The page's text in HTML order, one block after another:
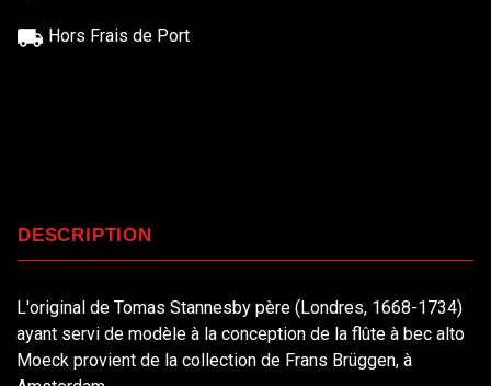
Hors Frais de Port
DESCRIPTION
L'original de Tomas Stannesby père (Londres, 1668-1734)
ayant servi de modèle à la conception de la flûte à bec alto
Moeck provient de la collection de Frans Brüggen, à